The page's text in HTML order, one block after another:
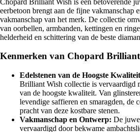
eerbetoon brengt aan de fijne vakmanschap
vakmanschap van het merk. De collectie
van oorbellen, armbanden, kettingen en
helderheid en schittering van de beste
Kenmerken van Chopard
Edelstenen van de Hoogste
Brilliant Wish collectie is vervaardigd
van de hoogste kwaliteit. Van
levendige saffieren en smaragden, de
pracht van deze kostbare stenen.
Vakmanschap en Ontwerp: De
vervaardigd door bekwame